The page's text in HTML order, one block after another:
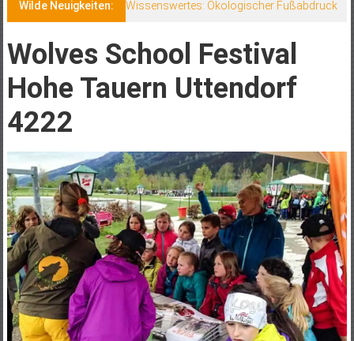
Wilde Neuigkeiten: Wissenswertes: Ökologischer Fußabdruck
Wolves School Festival
Hohe Tauern Uttendorf
4222